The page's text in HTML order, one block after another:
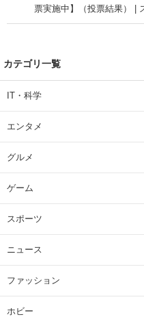
票実施中】（投票結果） |
カテゴリ一覧
IT・科学
エンタメ
グルメ
ゲーム
スポーツ
ニュース
ファッション
ホビー